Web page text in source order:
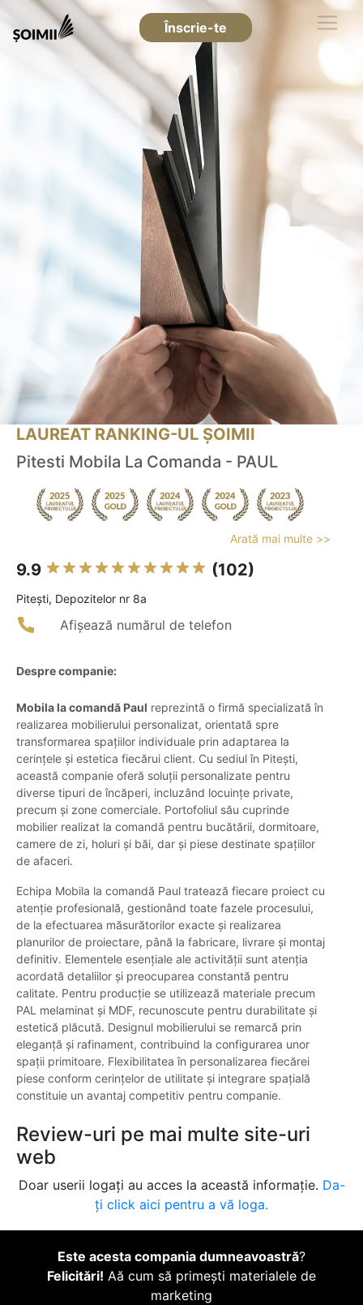
Înscrie-te
LAUREAT RANKING-UL ȘOIMII
Pitesti Mobila La Comanda - PAUL
Arată mai multe >>
9.9 (102)
Piteşti, Depozitelor nr 8a
Afișează numărul de telefon
Despre companie:
Mobila la comandă Paul reprezintă o firmă specializată în
realizarea mobilierului personalizat, orientată spre
transformarea spațiilor individuale prin adaptarea la
cerințele și estetica fiecărui client. Cu sediul în Pitești,
această companie oferă soluții personalizate pentru
diverse tipuri de încăperi, incluzând locuințe private,
precum și zone comerciale. Portofoliul său cuprinde
mobilier realizat la comandă pentru bucătării, dormitoare,
camere de zi, holuri și băi, dar și piese destinate spațiilor
de afaceri.
Echipa Mobila la comandă Paul tratează fiecare proiect cu
atenție profesională, gestionând toate fazele procesului,
de la efectuarea măsurătorilor exacte și realizarea
planurilor de proiectare, până la fabricare, livrare și montaj
definitiv. Elementele esențiale ale activității sunt atenția
acordată detaliilor și preocuparea constantă pentru
calitate. Pentru producție se utilizează materiale precum
PAL melaminat și MDF, recunoscute pentru durabilitate și
estetică plăcută. Designul mobilierului se remarcă prin
eleganță și rafinament, contribuind la configurarea unor
spații primitoare. Flexibilitatea în personalizarea fiecărei
piese conform cerințelor de utilitate și integrare spațială
constituie un avantaj competitiv pentru companie.
Review-uri pe mai multe site-uri
web
Doar userii logați au acces la această informație. Da-
ți click aici pentru a vă loga.
Este acesta compania dumneavoastră?
Felicitări! Aă cum să primești materialele de
marketing